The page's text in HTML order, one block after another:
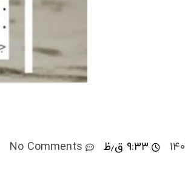
۹:۳۳ ق٫ظ No Comments